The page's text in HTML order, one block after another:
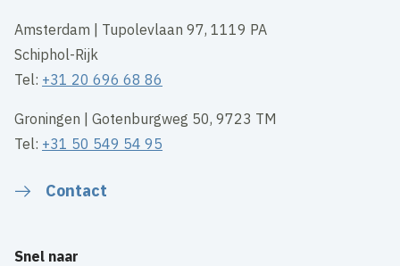
Amsterdam | Tupolevlaan 97, 1119 PA
Schiphol-Rijk
Tel: +31 20 696 68 86
Groningen | Gotenburgweg 50, 9723 TM
Tel: +31 50 549 54 95
Contact
Snel naar